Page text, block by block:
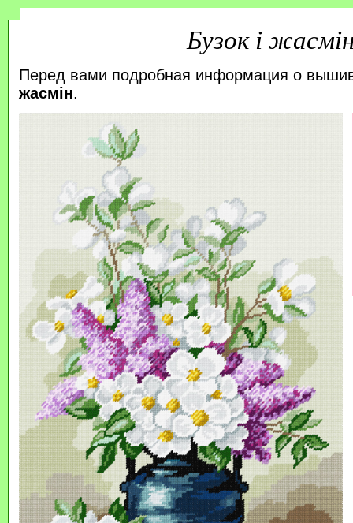
Бузок і
Перед вами подробная информация о
жасмін.